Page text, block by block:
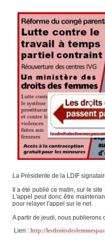
La Présidente de la LDIF
Il a été publié ce matin, sur le
L'appel peut donc être
pour relayer l'appel sur le net.
A partir de jeudi, nous publierons
Lien : http://